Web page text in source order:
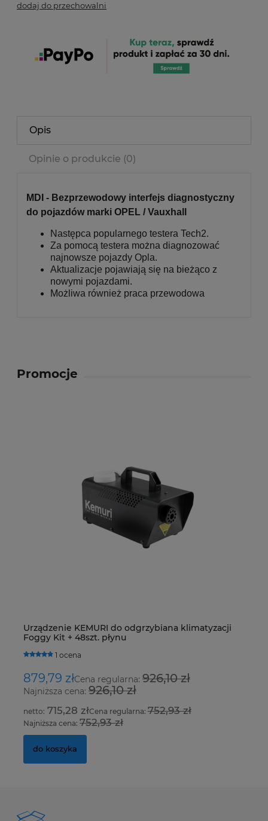
dodaj do przechowalni
Opis
Opinie o produkcie (0)
MDI - Bezprzewodowy interfejs diagnostyczny
do pojazdów marki OPEL / Vauxhall
Następca popularnego testera Tech2.
Za pomocą testera można diagnozować
najnowsze pojazdy Opla.
Aktualizacje pojawiają się na bieżąco z
nowymi pojazdami.
Możliwa również praca przewodowa
Promocje
Urządzenie KEMURI do odgrzybiana klimatyzacji
Foggy Kit + 48szt. płynu
1 ocena
879,79 złCena regularna: 926,10 zł
Najniższa cena: 926,10 zł
715,28 złCena regularna:752,93 zł
Najniższa cena: 752,93 zł
do koszyka